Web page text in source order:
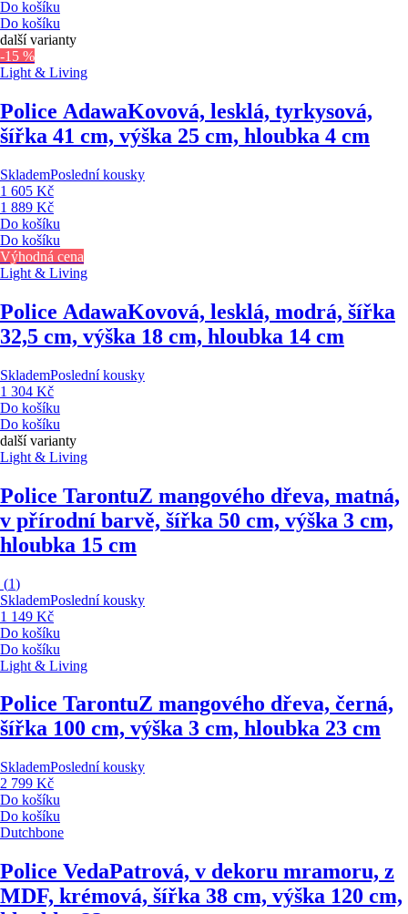
Do košíku
Do košíku
další varianty
-15 %
Light & Living
Police AdawaKovová, lesklá, tyrkysová,
šířka 41 cm, výška 25 cm, hloubka 4 cm
SklademPoslední kousky
1 605 Kč
1 889 Kč
Do košíku
Do košíku
Výhodná cena
Light & Living
Police AdawaKovová, lesklá, modrá, šířka
32,5 cm, výška 18 cm, hloubka 14 cm
SklademPoslední kousky
1 304 Kč
Do košíku
Do košíku
další varianty
Light & Living
Police TarontuZ mangového dřeva, matná,
v přírodní barvě, šířka 50 cm, výška 3 cm,
hloubka 15 cm
(1)
SklademPoslední kousky
1 149 Kč
Do košíku
Do košíku
Light & Living
Police TarontuZ mangového dřeva, černá,
šířka 100 cm, výška 3 cm, hloubka 23 cm
SklademPoslední kousky
2 799 Kč
Do košíku
Do košíku
Dutchbone
Police VedaPatrová, v dekoru mramoru, z
MDF, krémová, šířka 38 cm, výška 120 cm,